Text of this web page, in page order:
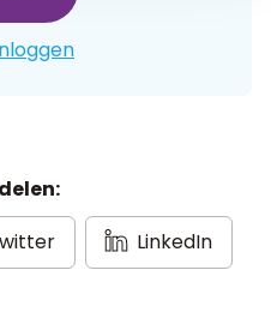
LinkedIn